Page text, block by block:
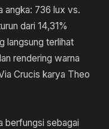
angka: 736 lux vs.
dari 14,31%
langsung terlihat
rendering warna
Crucis karya Theo
berfungsi sebagai